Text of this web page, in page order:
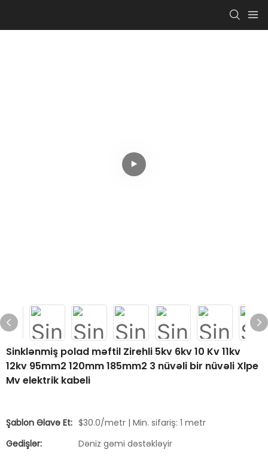
Sinklənmiş polad məftil Zirehli 5kv 6kv 10 Kv 11kv
12kv 95mm2 120mm 185mm2 3 nüvəli bir nüvəli Xlpe
Mv elektrik kabeli
Şablon Əlavə Et: $30.0/metr | Min. sifariş: 1 metr
Gedişlər:
Dəniz gəmi dəstəkləyir